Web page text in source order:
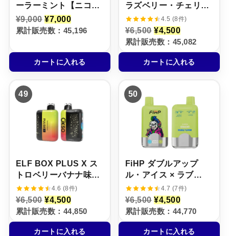
ーラーミント【ニコパ
フ】3%
¥9,000 元
の
価
は
¥
で
し
た
。
¥7,000現
在
の
格
は
¥
0
で
す
。
累計販売数：45,196
カートに入れる
ラズベリー・チェリー
× ストロベリー・アイ
ス【ニコパフ】5%
4.5 (8件)
¥6,500 元
の
価
格
は
¥
0
0
で
し
た
。
¥4,500現
在
の
価
格
は
5
0
で
す
。
累計販売数：45,082
カートに入れる
49
ELF BOX PLUS X ス
トロベリーバナナ味
【ニコパフ】5%
4.6 (8件)
¥6,500 元
の
価
格
は
¥4,500現
在
の
価
格
累計販売数：44,850
カートに入れる
50
FiHP ダブルアップ
ル・アイス × ラブ
66【ニコパフ】5%
4.7 (7件)
¥6,500 元
の
価
格
は
¥4,500現
在
の
価
格
累計販売数：44,770
カートに入れる